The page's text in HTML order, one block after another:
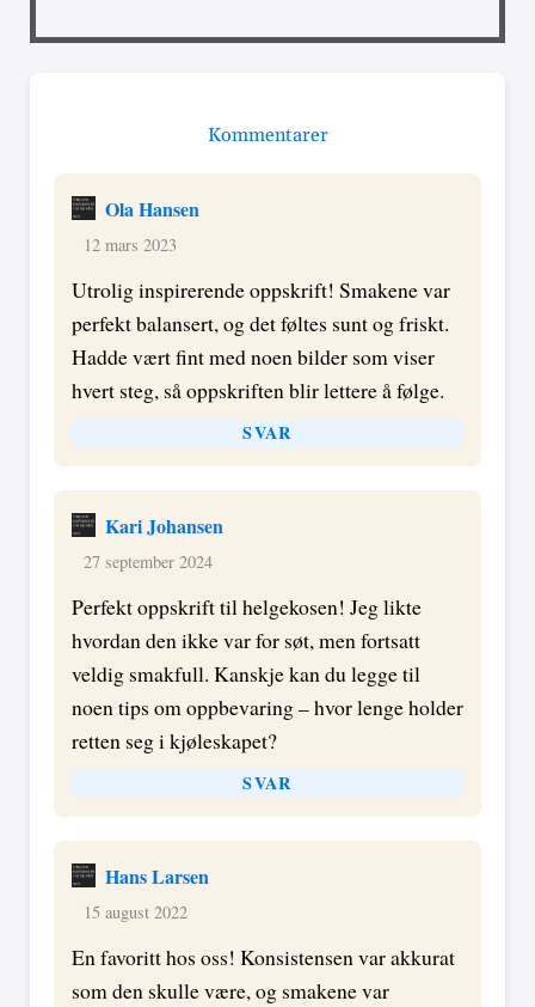
Kommentarer
Ola Hansen
12 mars 2023
Utrolig inspirerende oppskrift! Smakene var
perfekt balansert, og det føltes sunt og friskt.
Hadde vært fint med noen bilder som viser
hvert steg, så oppskriften blir lettere å følge.
SVAR
Kari Johansen
27 september 2024
Perfekt oppskrift til helgekosen! Jeg likte
hvordan den ikke var for søt, men fortsatt
veldig smakfull. Kanskje kan du legge til
noen tips om oppbevaring – hvor lenge holder
retten seg i kjøleskapet?
SVAR
Hans Larsen
15 august 2022
En favoritt hos oss! Konsistensen var akkurat
som den skulle være, og smakene var